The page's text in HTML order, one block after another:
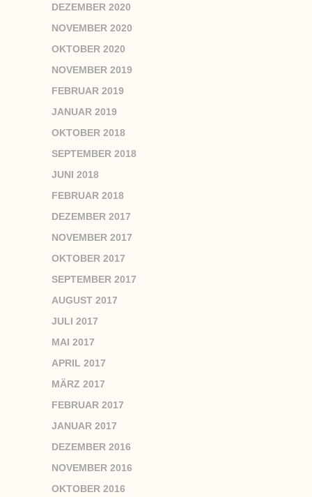
DEZEMBER 2020
NOVEMBER 2020
OKTOBER 2020
NOVEMBER 2019
FEBRUAR 2019
JANUAR 2019
OKTOBER 2018
SEPTEMBER 2018
JUNI 2018
FEBRUAR 2018
DEZEMBER 2017
NOVEMBER 2017
OKTOBER 2017
SEPTEMBER 2017
AUGUST 2017
JULI 2017
MAI 2017
APRIL 2017
MÄRZ 2017
FEBRUAR 2017
JANUAR 2017
DEZEMBER 2016
NOVEMBER 2016
OKTOBER 2016